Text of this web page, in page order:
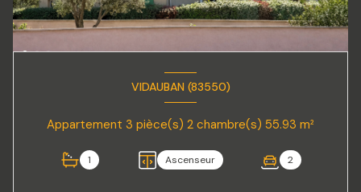
VIDAUBAN (83550)
Appartement 3 pièce(s) 2 chambre(s) 55.93 m²
1 Ascenseur 2